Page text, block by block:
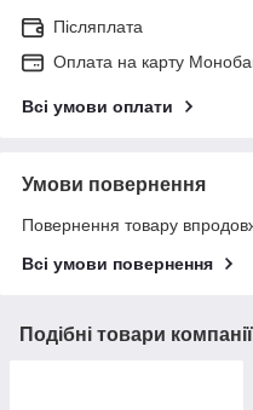
Післяплата
Оплата на карту
Всі умови оплати
Умови повернення
Повернення товару
Всі умови повернення
Подібні товари компанії